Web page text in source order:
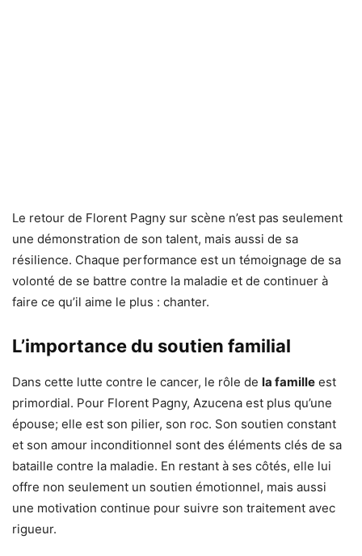
Le retour de Florent Pagny sur scène n’est pas seulement
une démonstration de son talent, mais aussi de sa
résilience. Chaque performance est un témoignage de sa
volonté de se battre contre la maladie et de continuer à
faire ce qu’il aime le plus : chanter.
L’importance du soutien familial
Dans cette lutte contre le cancer, le rôle de la famille est
primordial. Pour Florent Pagny, Azucena est plus qu’une
épouse; elle est son pilier, son roc. Son soutien constant
et son amour inconditionnel sont des éléments clés de sa
bataille contre la maladie. En restant à ses côtés, elle lui
offre non seulement un soutien émotionnel, mais aussi
une motivation continue pour suivre son traitement avec
rigueur.